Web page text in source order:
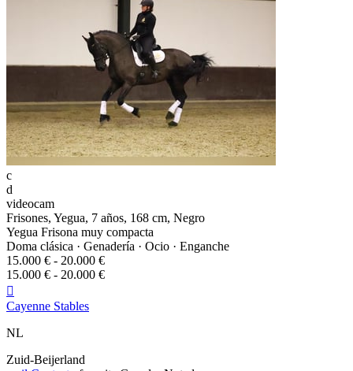
c
d
videocam
Frisones, Yegua, 7 años, 168 cm, Negro
Yegua Frisona muy compacta
Doma clásica · Genadería · Ocio · Enganche
15.000 € - 20.000 €
15.000 € - 20.000 €

Cayenne Stables
NL
Zuid-Beijerland